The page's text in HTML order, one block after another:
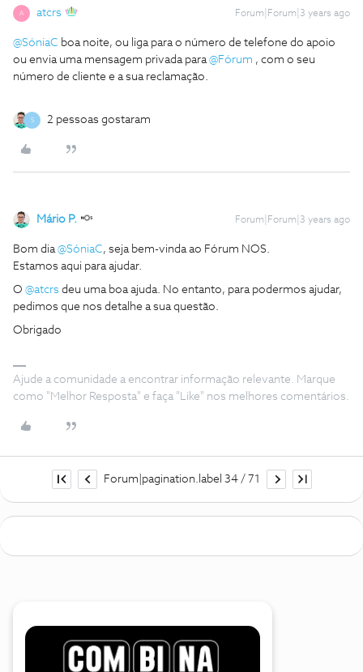
A atcrs Forum|Forum|3 years ago
@SóniaC boa noite, ou liga para o número de telefone do apoio
ou envia uma mensagem privada para@Fórum , com o seu
número de cliente e a sua reclamação.
S 2 pessoas gostaram
Mário P. Forum|Forum|3 years ago
Bom dia@SóniaC, seja bem-vinda ao Fórum NOS.
Estamos aqui para ajudar.
O @atcrs deu uma boa ajuda. No entanto, para podermos ajudar,
pedimos que nos detalhe a sua questão.
Obrigado
Ajude a comunidade a encontrar informação relevante. Marque
como "Melhor Resposta" e faça "Like" nos melhores comentários.
Forum|pagination.label 34 / 71